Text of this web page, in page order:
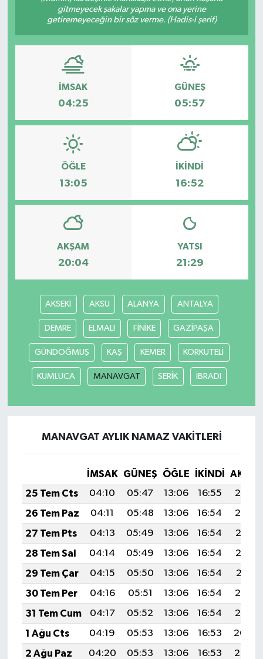
gitmeyecek şakalar yapma ve ona yerine
getiremeyeceğin bir söz verme. (Hadis-i şerif)
İMSAK
04:25
GÜNEŞ
05:57
ÖĞLE
13:05
İKINDI
16:52
AKŞAM
20:04
YATSI
21:29
AKSEKİ AKSU ALANYA ANTALYA
DEMRE ELMALI FİNİKE GAZİPAŞA
GÜNDOĞMUŞ KAŞ KEMER KORKUTELİ
KUMLUCA MANAVGAT SERİK İBRADI
MANAVGAT AYLIK NAMAZ VAKITLERI
İMSAK GÜNEŞ ÖĞLE İKINDI
25 Tem Cts
04:10 05:47 13:06 16:55
20:14
26 Tem Paz
04:11 05:48 13:06 16:54
20:14
27 Tem Pts
04:13 05:49 13:06 16:54
20:13
28 Tem Sal
04:14 05:49 13:06 16:54
20:12
29 Tem Çar
04:15 05:50 13:06 16:54
20:11
30 Tem Per
04:16 05:51 13:06 16:54
20:10
31 Tem Cum
04:17 05:52 13:06 16:54
20:10
1 Ağu Cts
04:19 05:53 13:06 16:53
20:09
2 Ağu Paz
04:20 05:53 13:06 16:53
20:08
Türkiye